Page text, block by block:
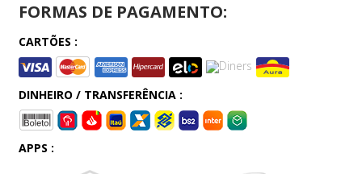
FORMAS DE PAGAMENTO:
CARTÕES :
DINHEIRO / TRANSFERÊNCIA :
APPS :